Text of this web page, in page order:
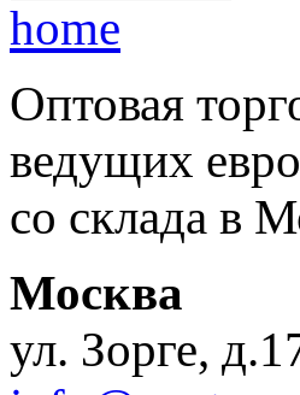
home
Оптовая
ведущих
со склада в
Москва
ул. Зорге,